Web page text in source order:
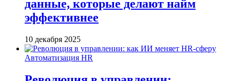
данные, которые делают найм
эффективнее
10 декабря 2025
Автоматизация HR